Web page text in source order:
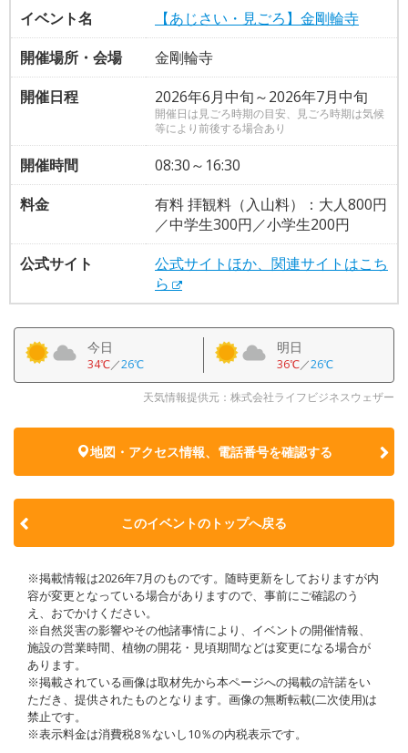
イベント名
【あじさい・見ごろ】金剛輪寺
開催場所・会場
金剛輪寺
開催日程
2026年6月中旬～2026年7月中旬
開催日は見ごろ時期の目安、見ごろ時期は気候
等により前後する場合あり
開催時間
08:30～16:30
料金
有料 拝観料（入山料）：大人800円
／中学生300円／小学生200円
公式サイト
公式サイトほか、関連サイトはこち
ら
今日
34℃／26℃
明日
36℃／26℃
天気情報提供元：株式会社ライフビジネスウェザー
地図・アクセス情報、電話番号を確認する
このイベントのトップへ戻る
※掲載情報は2026年7月のものです。随時更新をしておりますが内
容が変更となっている場合がありますので、事前にご確認のう
え、おでかけください。
※自然災害の影響やその他諸事情により、イベントの開催情報、
施設の営業時間、植物の開花・見頃期間などは変更になる場合が
あります。
※掲載されている画像は取材先から本ページへの掲載の許諾をい
ただき、提供されたものとなります。画像の無断転載(二次使用)は
禁止です。
※表示料金は消費税8％ないし10％の内税表示です。